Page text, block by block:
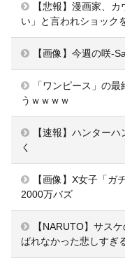
【悲報】漫画家、
い」と言われショック
【画像】今週の咲-
「ワンピース」の
うｗｗｗｗ
【速報】ハンター
く
【画像】X女子「ガ
2000万バズ
【NARUTO】サス
ばれなかった悲しすぎ